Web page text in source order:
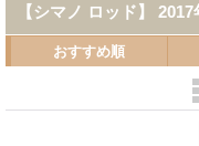
【シマノ ロッド】
おすすめ順